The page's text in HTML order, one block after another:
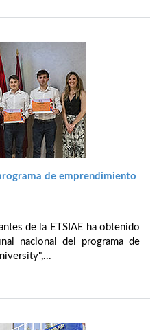
de emprendimiento
de la ETSIAE ha obtenido
nacional del programa de